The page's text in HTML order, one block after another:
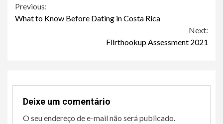
Continue
Previous:
What to Know Before Dating in Costa Rica
Next:
Flirthookup Assessment 2021
Deixe um comentário
O seu endereço de e-mail não será publicado.